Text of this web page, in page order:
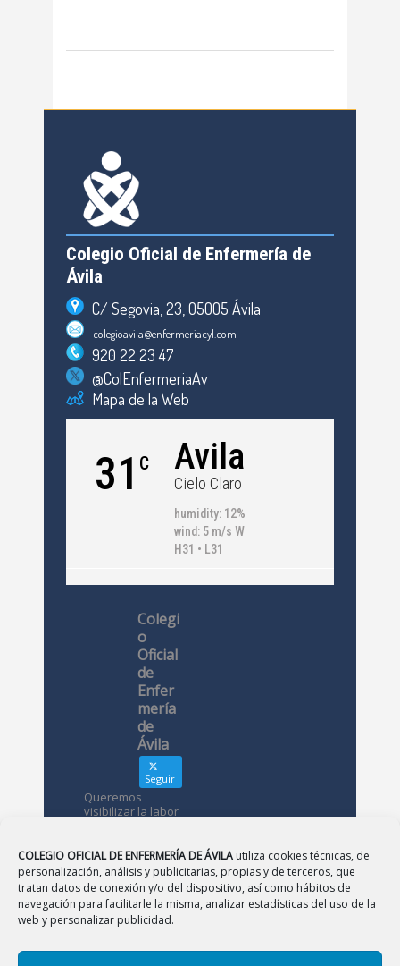
COLEGIO OFICIAL DE ENFERMERÍA DE ÁVILA utiliza cookies técnicas, de
personalización, análisis y publicitarias, propias y de terceros, que
tratan datos de conexión y/o del dispositivo, así como hábitos de
navegación para facilitarle la misma, analizar estadísticas del uso de la
web y personalizar publicidad.
Colegio Oficial de Enfermería de
Ávila
C/ Segovia, 23, 05005 Ávila
colegioavila@enfermeriacyl.com
920 22 23 47
@ColEnfermeriaAv
Mapa de la Web
31 C Avila
Cielo Claro
humidity: 12%
wind: 5 m/s W
H31 • L31
Colegi
o
Oficial
de
Enfer
mería
de
Ávila
Seguir
Queremos
visibilizar la labor
conoces?
Avatar Colegio
Oficial de
de Ávila